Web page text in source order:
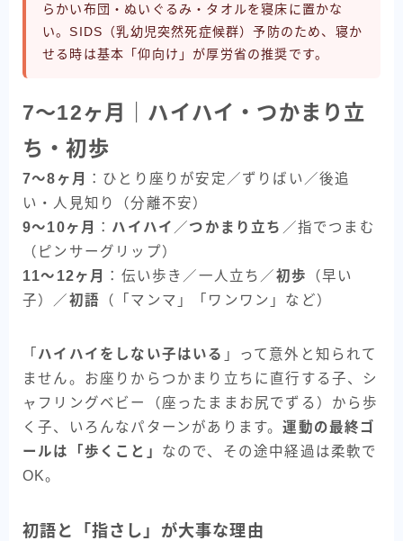
らかい布団・ぬいぐるみ・タオルを寝床に置かな
い。SIDS（乳幼児突然死症候群）予防のため、寝か
せる時は基本「仰向け」が厚労省の推奨です。
7〜12ヶ月｜ハイハイ・つかまり立
ち・初歩
7〜8ヶ月
：ひとり座りが安定／ずりばい／後追
い・人見知り（分離不安）
9〜10ヶ月
： ハイハイ ／ つかまり立ち ／指でつまむ
（ピンサーグリップ）
11〜12ヶ月
：伝い歩き／一人立ち／ 初歩
（早い
子）／ 初語 （「マンマ」「ワンワン」など）
「 ハイハイをしない子はいる 」って意外と知られて
ません。お座りからつかまり立ちに直行する子、シ
ャフリングベビー（座ったままお尻でずる）から歩
く子、いろんなパターンがあります。運動の最終ゴ
ールは「歩くこと」 なので、その途中経過は柔軟で
OK。
初語と「指さし」が大事な理由